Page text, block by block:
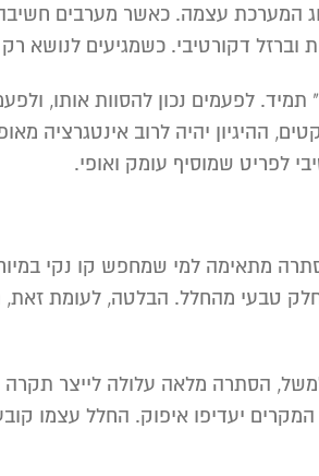
עצמה. כאשר מערבים חשיבה
דקורטיבי. כשמגיעים
תמיד. לפעמים נכון להסוות אותו,
ההיגיון יהיה לרוב אינטגרציה
לפריט שמוסיף עומק ואופי.
מתאימה למי שמחפש קו נקי
טבעי מהחלל. הבלטה, לעומת זאת,
הסתרה מלאה עלולה לייצר
יעדיפו איפוק. החלל עצמו